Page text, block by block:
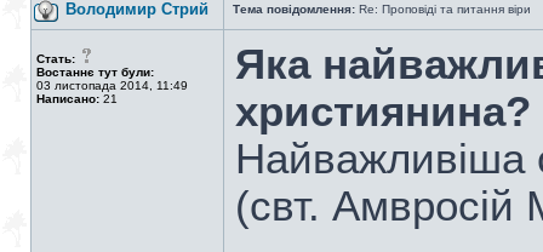
Володимир Стрий Тема повідомлення: Re: Проповіді та питання віри
Стать:
Востаннє тут були:
03 листопада 2014, 11:49
Написано: 21
Яка
християнина?
Найважливіша
(свт. Амвросій